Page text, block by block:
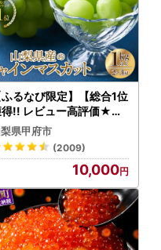
ふるなび限定】【総合1位
!! レビュー高評価★】
年度配送分〉山梨
産 シャインマスカット 2
房（1.0kg以上）シャイ
フルーツ FN-Limited-S
県甲府市
(2009)
10,000